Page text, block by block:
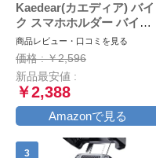
Kaedear(カエディア) バイ
ク スマホホルダー バイク
用スマホホルダー 携帯ホル
ダー 振動吸収 マウント 対
応 スマホ スタンド アルミ
製 マウント ハンドル ミラ
ー 原付 オートバイ 自転車
クイックホールド KDR-
M11C (Black)
商品レビュー・口コミを見る
価格 : ￥2,596
新品最安値 :
￥2,388
Amazonで見る